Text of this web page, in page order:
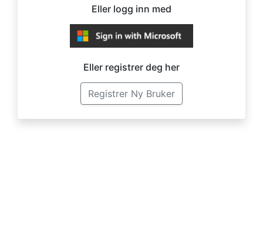
Eller logg inn med
Eller registrer deg her
Registrer Ny Bruker